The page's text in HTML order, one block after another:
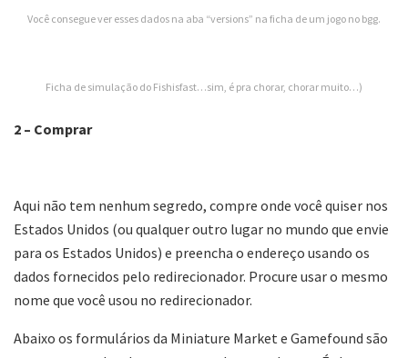
Você consegue ver esses dados na aba “versions” na ficha de um jogo no bgg.
Ficha de simulação do Fishisfast…sim, é pra chorar, chorar muito…)
2 – Comprar
Aqui não tem nenhum segredo, compre onde você quiser nos
Estados Unidos (ou qualquer outro lugar no mundo que envie
para os Estados Unidos) e preencha o endereço usando os
dados fornecidos pelo redirecionador. Procure usar o mesmo
nome que você usou no redirecionador.
Abaixo os formulários da Miniature Market e Gamefound são